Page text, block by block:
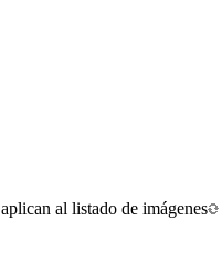
al listado de imágenes